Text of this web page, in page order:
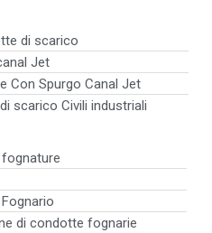
di scarico
Jet
Con Spurgo Canal Jet
scarico Civili industriali
di condotte fognarie